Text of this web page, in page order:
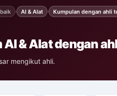
› AI & Alat › Kumpulan dengan ahli
AI & Alat dengan
mengikut ahli.